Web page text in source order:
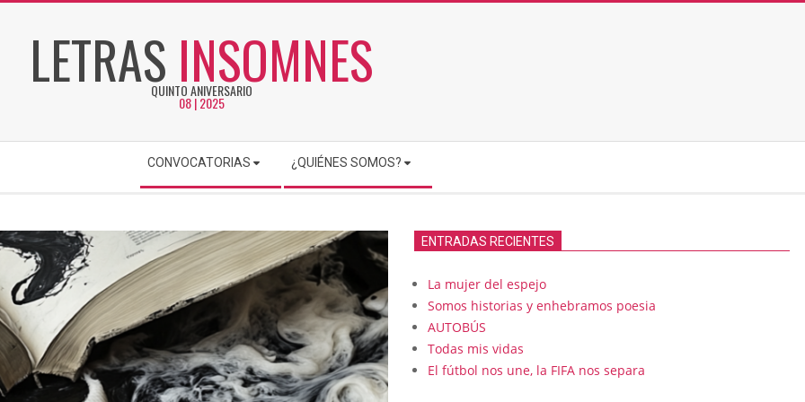
LETRAS INSOMNES
QUINTO ANIVERSARIO
08 | 2025
CONVOCATORIAS ¿QUIÉNES SOMOS?
ENTRADAS RECIENTES
La mujer del espejo
Somos historias y enhebramos poesia
AUTOBÚS
Todas mis vidas
El fútbol nos une, la FIFA nos separa